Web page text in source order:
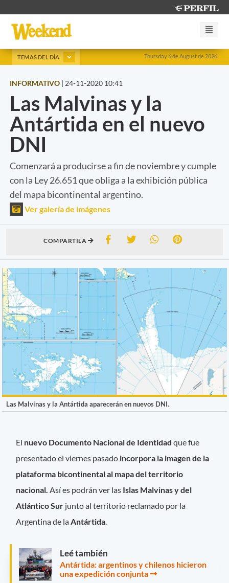
Thursday 6 de August de 2026
TEMAS DEL DÍA
INFORMATIVO | 24-11-2020 10:41
Las Malvinas y la
Antártida en el nuevo
DNI
Comenzará a producirse a fin de noviembre y cumple
con la Ley 26.651 que obliga a la exhibición pública
del mapa bicontinental argentino.
Ver galería de imágenes
COMPARTILA
Las Malvinas y la Antártida aparecerán en nuevos DNI.
El nuevo Documento Nacional de Identidad que fue
presentado el viernes pasado incorpora la imagen de la
plataforma bicontinental al mapa del territorio
nacional. Así es podrán ver las Islas Malvinas y del
Atlántico Sur junto al territorio reclamado por la
Argentina de la Antártida
Leé también
Antártida: argentinos y chilenos hicieron
una expedición conjunta